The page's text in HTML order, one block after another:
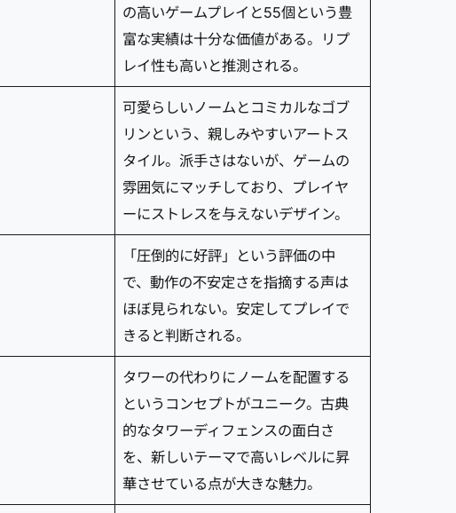
の高いゲームプレイと55個という豊
富な実績は十分な価値がある。リプ
レイ性も高いと推測される。
可愛らしいノームとコミカルなゴブ
リンという、親しみやすいアートス
タイル。派手さはないが、ゲームの
雰囲気にマッチしており、プレイヤ
ーにストレスを与えないデザイン。
「圧倒的に好評」という評価の中
で、動作の不安定さを指摘する声は
ほぼ見られない。安定してプレイで
きると判断される。
タワーの代わりにノームを配置する
というコンセプトがユニーク。古典
的なタワーディフェンスの面白さ
を、新しいテーマで高いレベルに昇
華させている点が大きな魅力。